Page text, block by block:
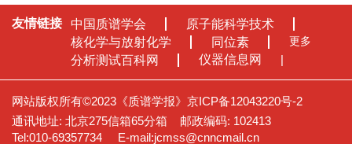
友情链接 中国质谱学会
原子能科学技术
核化学与放射化学
同位素
分析测试百科网
仪器信息网
更多
网站版权所有©2023《质谱学报》 京ICP备12043220号-2
通讯地址: 北京275信箱65分箱 邮政编码: 102413
Tel:010-69357734 E-mail:jcmss@cnncmail.cn